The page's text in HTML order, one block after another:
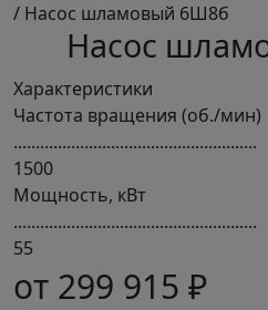
/ Насос шламовый 6Ш8б
Насос
Характеристики
Мощность, кВт
.......................................................
55
Частота вращения (об./мин)
.......................................................
1500
от 299 915 ₽